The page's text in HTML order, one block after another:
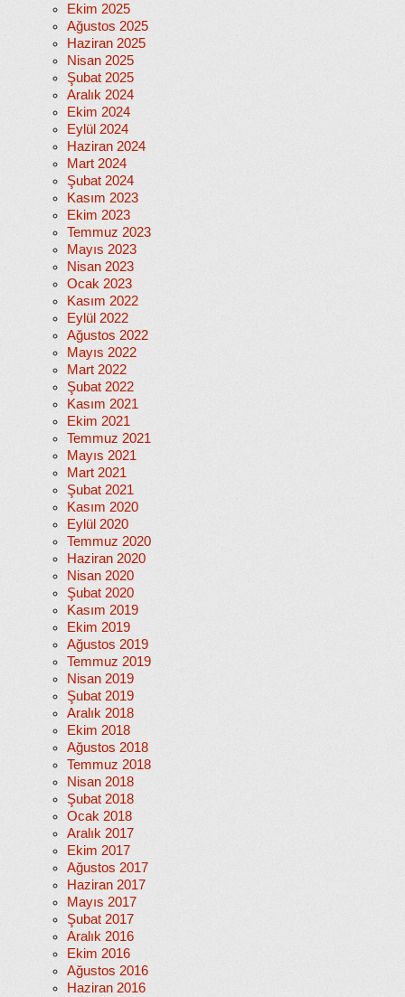
Ekim 2025
Ağustos 2025
Haziran 2025
Nisan 2025
Şubat 2025
Aralık 2024
Ekim 2024
Eylül 2024
Haziran 2024
Mart 2024
Şubat 2024
Kasım 2023
Ekim 2023
Temmuz 2023
Mayıs 2023
Nisan 2023
Ocak 2023
Kasım 2022
Eylül 2022
Ağustos 2022
Mayıs 2022
Mart 2022
Şubat 2022
Kasım 2021
Ekim 2021
Temmuz 2021
Mayıs 2021
Mart 2021
Şubat 2021
Kasım 2020
Eylül 2020
Temmuz 2020
Haziran 2020
Nisan 2020
Şubat 2020
Kasım 2019
Ekim 2019
Ağustos 2019
Temmuz 2019
Nisan 2019
Şubat 2019
Aralık 2018
Ekim 2018
Ağustos 2018
Temmuz 2018
Nisan 2018
Şubat 2018
Ocak 2018
Aralık 2017
Ekim 2017
Ağustos 2017
Haziran 2017
Mayıs 2017
Şubat 2017
Aralık 2016
Ekim 2016
Ağustos 2016
Haziran 2016